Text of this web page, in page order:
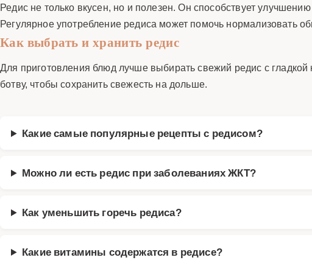
Редис не только вкусен, но и полезен. Он способствует
Регулярное употребление редиса может помочь нормализовать
Как выбрать и хранить редис
Для приготовления блюд лучше выбирать свежий редис с
ботву, чтобы сохранить свежесть на дольше.
Какие самые популярные рецепты с редисом?
Можно ли есть редис при заболеваниях ЖКТ?
Как уменьшить горечь редиса?
Какие витамины содержатся в редисе?